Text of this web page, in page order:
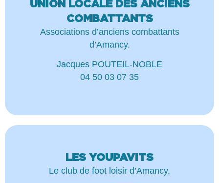
UNION LOCALE DES ANCIENS
COMBATTANTS
Associations d’anciens combattants
d’Amancy.
Jacques POUTEIL-NOBLE
04 50 03 07 35
LES YOUPAVITS
Le club de foot loisir d’Amancy.